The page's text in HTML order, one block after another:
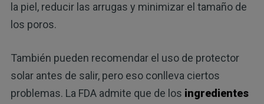
la piel, reducir las arrugas y minimizar el tamaño de
los poros.
También pueden recomendar el uso de protector
solar antes de salir, pero eso conlleva ciertos
problemas. La FDA admite que de los ingredientes